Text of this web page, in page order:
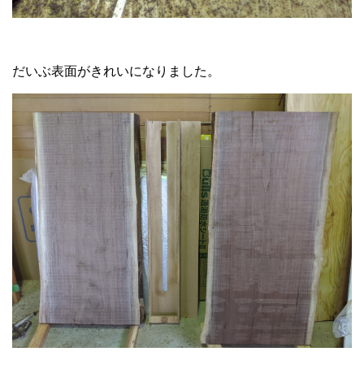
だいぶ表面がきれいになりました。